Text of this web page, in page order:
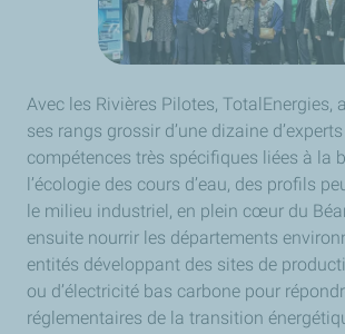
Avec les Rivières Pilotes, TotalEnergies,
ses rangs grossir d’une dizaine
compétences très spécifiques liées à la
l’écologie des cours d’eau, des profils
le milieu industriel, en plein cœur du
ensuite nourrir les départements
entités développant des sites de
ou d’électricité bas carbone pour
réglementaires de la transition